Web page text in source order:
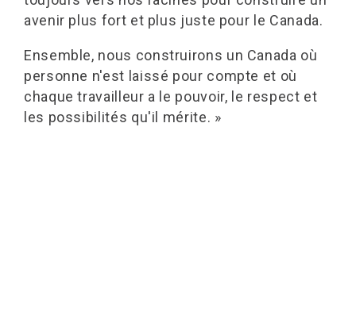
avenir plus fort et plus juste pour le Canada.
Ensemble, nous construirons un Canada où
personne n'est laissé pour compte et où
chaque travailleur a le pouvoir, le respect et
les possibilités qu'il mérite. »